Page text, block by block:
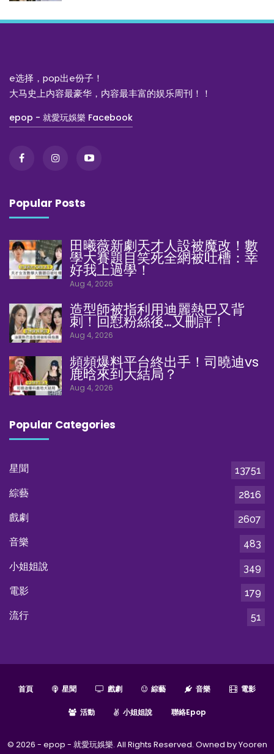
e选择，pop出e份子！
大马史上内容最豪华，内容最丰富的娱乐周刊！！
epop - 就愛玩娛樂 Facebook
Popular Posts
田曦薇新劇天才人設被魔改！數
學大賽題目笑死全網被吐槽：幸
好我上過學！
Aug 4, 2026
造型師被指利用迪麗熱巴又背
刺！回懟粉絲後…又刪評！
Aug 4, 2026
頻頻爆料平台終出手！司曉迪vs
鹿晗來到大結局？
Aug 4, 2026
Popular Categories
星聞
13751
綜藝
2816
戲劇
2607
音樂
483
小姐姐說
349
電影
179
流行
51
首頁 星聞 戲劇 綜藝 音樂 電影
活動 小姐姐說 聯絡epop
© 2026 - epop - 就愛玩娛樂. All Rights Reserved. Owned by Yooren